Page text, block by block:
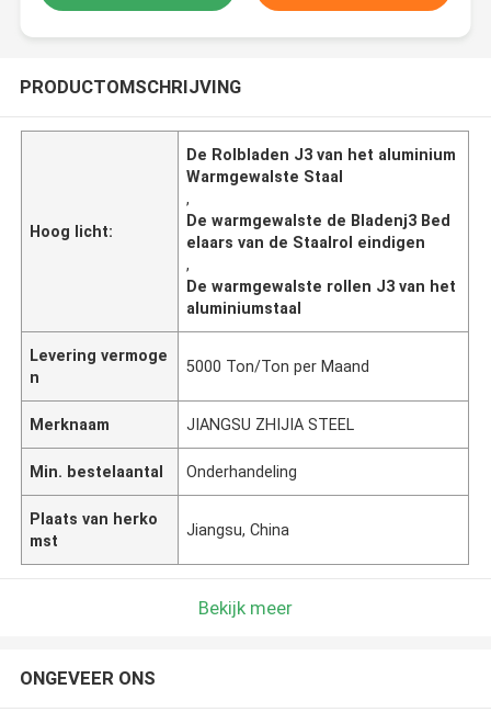
PRODUCTOMSCHRIJVING
Hoog licht:
De Rolbladen J3 van het aluminium
Warmgewalste Staal
,
De warmgewalste de Bladenj3 Bed
elaars van de Staalrol eindigen
,
De warmgewalste rollen J3 van het
aluminiumstaal
Levering vermoge
n
5000 Ton/Ton per Maand
Merknaam JIANGSU ZHIJIA STEEL
Min. bestelaantal Onderhandeling
Plaats van herko
mst
Jiangsu, China
Bekijk meer
ONGEVEER ONS